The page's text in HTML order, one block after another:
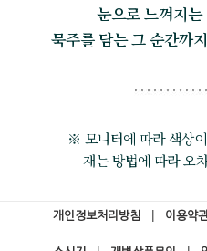
눈으로 느껴지
묵주를 담는 그 순간까
※ 모니터에 따라 색상
재는 방법에 따라 오
개인정보처리방침 이용약